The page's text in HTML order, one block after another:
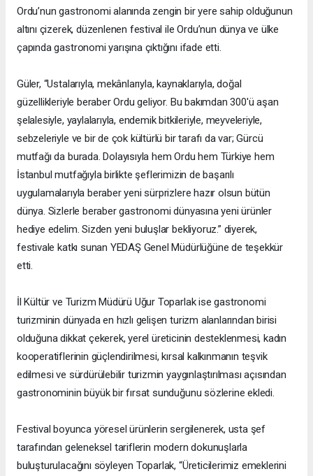
Ordu’nun gastronomi alanında zengin bir yere sahip olduğunun
altını çizerek, düzenlenen festival ile Ordu’nun dünya ve ülke
çapında gastronomi yarışına çıktığını ifade etti.
Güler, “Ustalarıyla, mekânlarıyla, kaynaklarıyla, doğal
güzellikleriyle beraber Ordu geliyor. Bu bakımdan 300'ü aşan
şelalesiyle, yaylalarıyla, endemik bitkileriyle, meyveleriyle,
sebzeleriyle ve bir de çok kültürlü bir tarafı da var; Gürcü
mutfağı da burada. Dolayısıyla hem Ordu hem Türkiye hem
İstanbul mutfağıyla birlikte şeflerimizin de başarılı
uygulamalarıyla beraber yeni sürprizlere hazır olsun bütün
dünya. Sizlerle beraber gastronomi dünyasına yeni ürünler
hediye edelim. Sizden yeni buluşlar bekliyoruz.” diyerek,
festivale katkı sunan YEDAŞ Genel Müdürlüğüne de teşekkür
etti.
İl Kültür ve Turizm Müdürü Uğur Toparlak ise gastronomi
turizminin dünyada en hızlı gelişen turizm alanlarından birisi
olduğuna dikkat çekerek, yerel üreticinin desteklenmesi, kadın
kooperatiflerinin güçlendirilmesi, kırsal kalkınmanın teşvik
edilmesi ve sürdürülebilir turizmin yaygınlaştırılması açısından
gastronominin büyük bir fırsat sunduğunu sözlerine ekledi.
Festival boyunca yöresel ürünlerin sergilenerek, usta şef
tarafından geleneksel tariflerin modern dokunuşlarla
buluşturulacağını söyleyen Toparlak, “Üreticilerimiz emeklerini